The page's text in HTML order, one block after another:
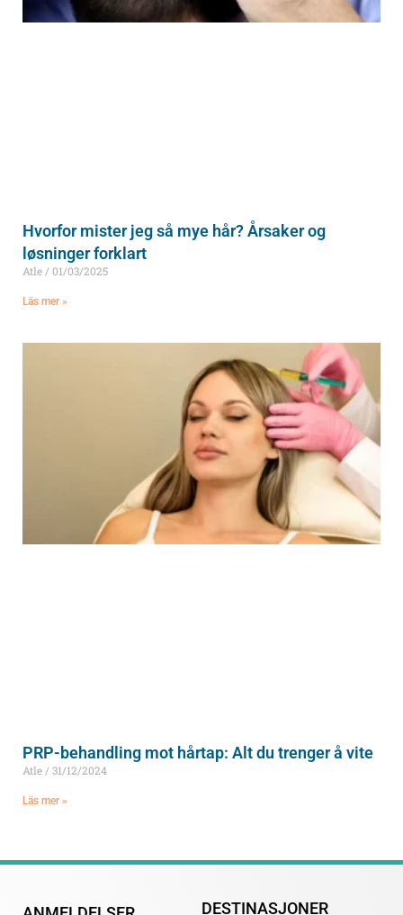
Hvorfor mister jeg så mye hår? Årsaker og
løsninger forklart
Atle 01/03/2025
Läs mer »
PRP-behandling mot hårtap: Alt du trenger å vite
Atle 31/12/2024
Läs mer »
DESTINASJONER